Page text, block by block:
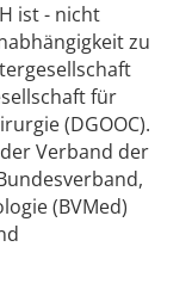
ist - nicht
zu
für
(DGOOC).
Verband der
(BVMed)